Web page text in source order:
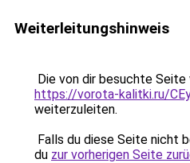
Weiterleitungshinweis
Die von dir besuchte Seite
https://vorota-kalitki.ru/
weiterzuleiten.
Falls du diese Seite nicht
du zur vorherigen Seite